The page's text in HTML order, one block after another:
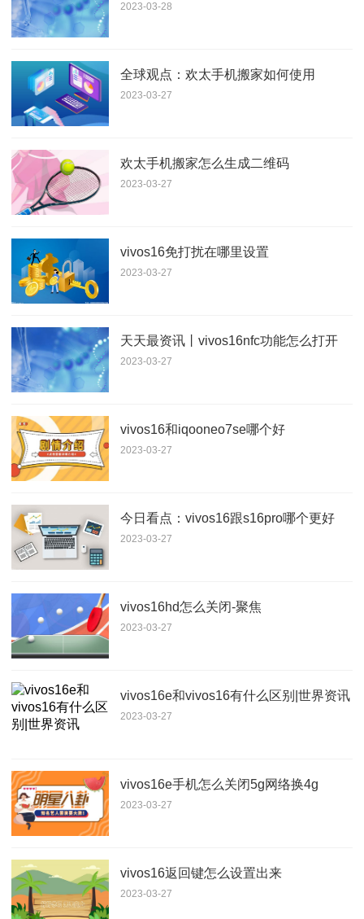
2023-03-28
全球观点：欢太手机搬家如何使用
2023-03-27
欢太手机搬家怎么生成二维码
2023-03-27
vivos16免打扰在哪里设置
2023-03-27
天天最资讯丨vivos16nfc功能怎么打开
2023-03-27
vivos16和iqooneo7se哪个好
2023-03-27
今日看点：vivos16跟s16pro哪个更好
2023-03-27
vivos16hd怎么关闭-聚焦
2023-03-27
vivos16e和vivos16有什么区别|世界资讯
2023-03-27
vivos16e手机怎么关闭5g网络换4g
2023-03-27
vivos16返回键怎么设置出来
2023-03-27